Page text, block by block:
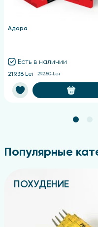
Адора
Есть в наличии
219.38 Lei 292.50 Lei
Популярные
ПОХУДЕНИЕ